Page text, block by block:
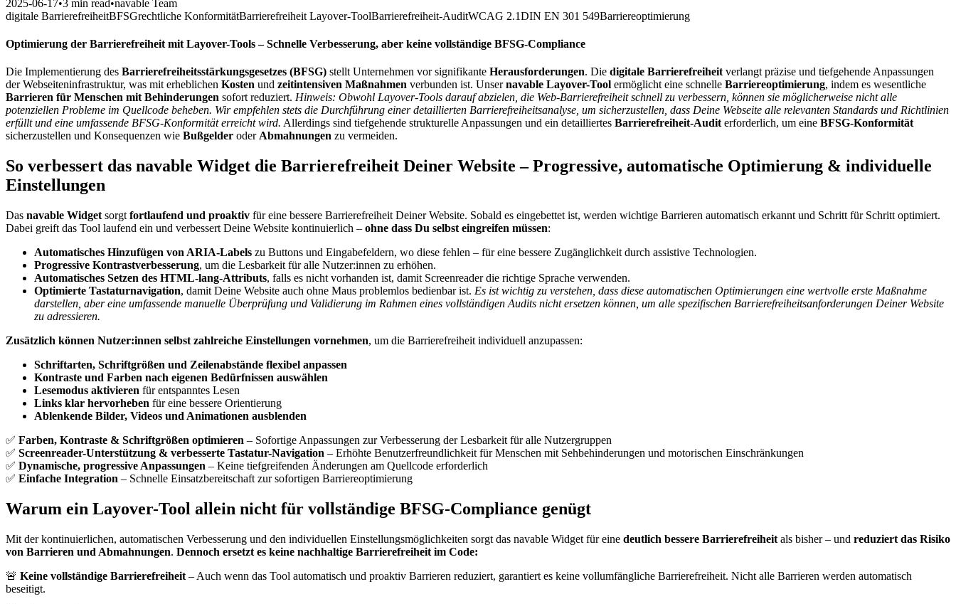
2025-06-17•3 min read•navable Team
digitale BarrierefreiheitBFSGrechtliche KonformitätBarrierefreiheit Layover-ToolBarrierefreiheit-AuditWCAG 2.1DIN EN 301 549Barriereoptimierung
Optimierung der Barrierefreiheit mit Layover-Tools – Schnelle Verbesserung, aber keine vollständige BFSG-Compliance
Die Implementierung des Barrierefreiheitsstärkungsgesetzes (BFSG) stellt Unternehmen vor signifikante Herausforderungen. Die digitale Barrierefreiheit verlangt präzise und tiefgehende Anpassungen
der Webseiteninfrastruktur, was mit erheblichen Kosten und zeitintensiven Maßnahmen verbunden ist. Unsernavable Layover-Tool ermöglicht eine schnelle Barriereoptimierung, indem es wesentliche
Barrieren für Menschen mit Behinderungen sofort reduziert. Hinweis: Obwohl Layover-Tools darauf abzielen, die Web-Barrierefreiheit schnell zu verbessern, können sie möglicherweise nicht alle
potenziellen Probleme im Quellcode beheben. Wir empfehlen stets die Durchführung einer detaillierten Barrierefreiheitsanalyse, um sicherzustellen, dass Deine Webseite alle relevanten Standards und Richtlinien
erfüllt und eine umfassende BFSG-Konformität erreicht wird. Allerdings sind tiefgehende strukturelle Anpassungen und ein detailliertes Barrierefreiheit-Audit erforderlich, um eine BFSG-Konformität
sicherzustellen und Konsequenzen wie Bußgelder oder Abmahnungen zu vermeiden.
So verbessert das navable Widget die Barrierefreiheit Deiner Website – Progressive, automatische Optimierung & individuelle
Einstellungen
Das navable Widget sorgt fortlaufend und proaktiv für eine bessere Barrierefreiheit Deiner Website. Sobald es eingebettet ist, werden wichtige Barrieren automatisch erkannt und Schritt für Schritt optimiert.
Dabei greift das Tool laufend ein und verbessert Deine Website kontinuierlich – ohne dass Du selbst eingreifen müssen:
Automatisches Hinzufügen von ARIA-Labels zu Buttons und Eingabefeldern, wo diese fehlen – für eine bessere Zugänglichkeit durch assistive Technologien.
Progressive Kontrastverbesserung, um die Lesbarkeit für alle Nutzer:innen zu erhöhen.
Automatisches Setzen des HTML-lang-Attributs, falls es nicht vorhanden ist, damit Screenreader die richtige Sprache verwenden.
Optimierte Tastaturnavigation, damit Deine Website auch ohne Maus problemlos bedienbar ist. Es ist wichtig zu verstehen, dass diese automatischen Optimierungen eine wertvolle erste Maßnahme
darstellen, aber eine umfassende manuelle Überprüfung und Validierung im Rahmen eines vollständigen Audits nicht ersetzen können, um alle spezifischen Barrierefreiheitsanforderungen Deiner Website
zu adressieren.
Zusätzlich können Nutzer:innen selbst zahlreiche Einstellungen vornehmen, um die Barrierefreiheit individuell anzupassen:
Schriftarten, Schriftgrößen und Zeilenabstände flexibel anpassen
Kontraste und Farben nach eigenen Bedürfnissen auswählen
Lesemodus aktivieren für entspanntes Lesen
Links klar hervorheben für eine bessere Orientierung
Ablenkende Bilder, Videos und Animationen ausblenden
✅ Farben, Kontraste & Schriftgrößen optimieren – Sofortige Anpassungen zur Verbesserung der Lesbarkeit für alle Nutzergruppen
✅ Screenreader-Unterstützung & verbesserte Tastatur-Navigation – Erhöhte Benutzerfreundlichkeit für Menschen mit Sehbehinderungen und motorischen Einschränkungen
✅ Dynamische, progressive Anpassungen – Keine tiefgreifenden Änderungen am Quellcode erforderlich
✅ Einfache Integration – Schnelle Einsatzbereitschaft zur sofortigen Barriereoptimierung
Warum ein Layover-Tool allein nicht für vollständige BFSG-Compliance genügt
Mit der kontinuierlichen, automatischen Verbesserung und den individuellen Einstellungsmöglichkeiten sorgt das navable Widget für eine deutlich bessere Barrierefreiheit als bisher – und reduziert das Risiko
von Barrieren und Abmahnungen. Dennoch ersetzt es keine nachhaltige Barrierefreiheit im Code:
🚨 Keine vollständige Barrierefreiheit – Auch wenn das Tool automatisch und proaktiv Barrieren reduziert, garantiert es keine vollumfängliche Barrierefreiheit. Nicht alle Barrieren werden automatisch
beseitigt.